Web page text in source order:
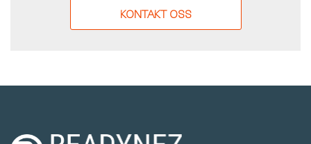
KONTAKT OSS